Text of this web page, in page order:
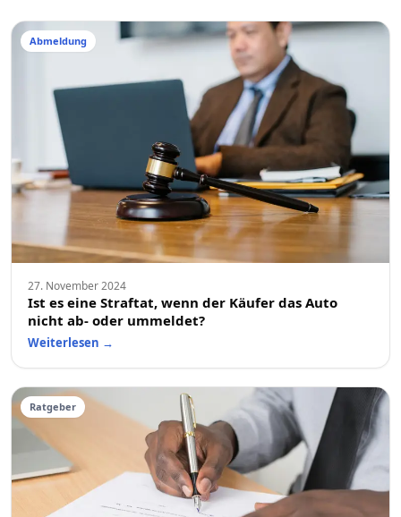
Abmeldung
27. November 2024
Ist es eine Straftat, wenn der Käufer das Auto
nicht ab- oder ummeldet?
Weiterlesen →
Ratgeber